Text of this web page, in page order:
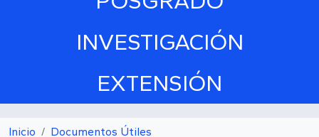
INVESTIGACIÓN
EXTENSIÓN
Inicio Documentos Útiles